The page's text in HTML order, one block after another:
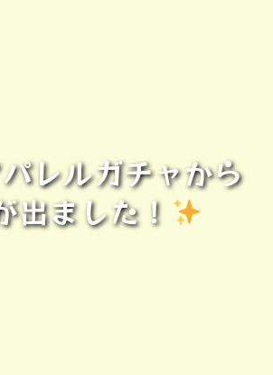
レルガチャから
出ました！